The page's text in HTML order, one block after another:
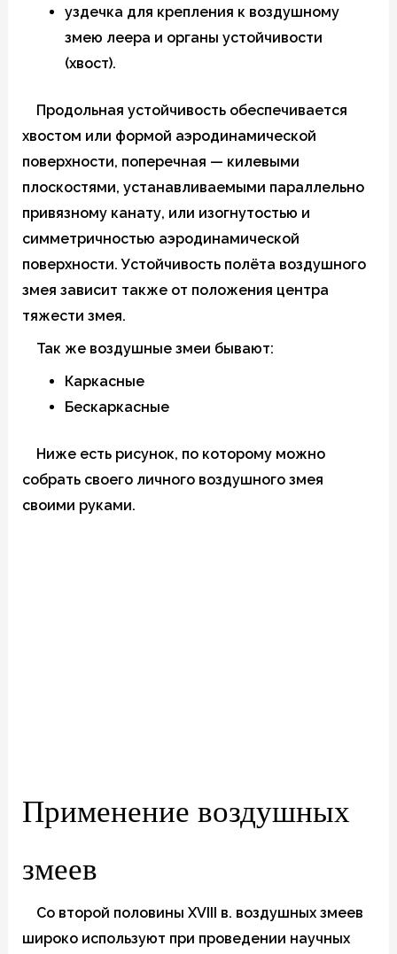
уздечка для крепления к воздушному
змею леера и органы устойчивости
(хвост).
Продольная устойчивость обеспечивается
хвостом или формой аэродинамической
поверхности, поперечная — килевыми
плоскостями, устанавливаемыми параллельно
привязному канату, или изогнутостью и
симметричностью аэродинамической
поверхности. Устойчивость полёта воздушного
змея зависит также от положения центра
тяжести змея.
Так же воздушные змеи бывают:
Каркасные
Бескаркасные
Ниже есть рисунок, по которому можно
собрать своего личного воздушного змея
своими руками.
Применение воздушных
змеев
Со второй половины XVIII в. воздушных змеев
широко используют при проведении научных